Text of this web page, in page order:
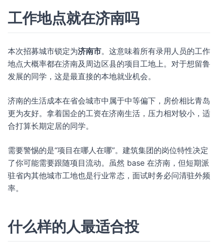
工作地点就在济南吗
本次招募城市锁定为济南市。这意味着所有录用人员的工作
地点大概率都在济南及周边区县的项目工地上。对于想留鲁
发展的同学，这是最直接的本地就业机会。
济南的生活成本在省会城市中属于中等偏下，房价相比青岛
更为友好。拿着国企的工资在济南生活，压力相对较小，适
合打算长期定居的同学。
需要警惕的是“项目在哪人在哪”。建筑集团的岗位特性决定
了你可能需要跟随项目流动。虽然 base 在济南，但短期派
驻省内其他城市工地也是行业常态，面试时务必问清驻外频
率。
什么样的人最适合投